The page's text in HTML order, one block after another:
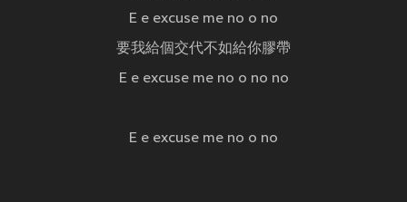
E e excuse me no o no
要我給個交代不如給你膠帶
E e excuse me no o no no
E e excuse me no o no